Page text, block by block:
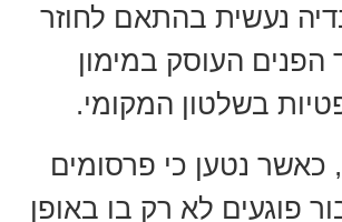
נעשית בהתאם לחוזר
העוסק במימון
בשלטון המקומי.
כאשר נטען כי פרסומים
פוגעים לא רק בו באופן